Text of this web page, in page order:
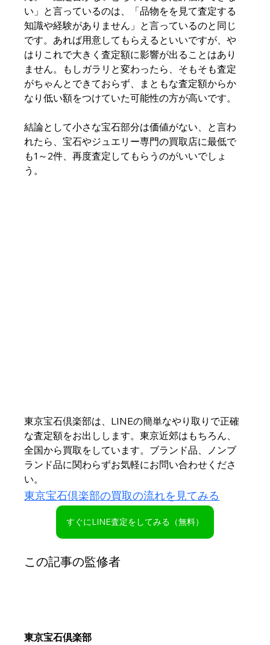
い」と言っているのは、「品物をを見て査定する
知識や経験がありません」と言っているのと同じ
です。あれば用意してもらえるといいですが、や
はりこれで大きく査定額に影響が出ることはあり
ません。もしガラリと変わったら、そもそも査定
がちゃんとできておらず、まともな査定額からか
なり低い額をつけていた可能性の方が高いです。
結論として小さな宝石部分は価値がない、と言わ
れたら、宝石やジュエリー専門の買取店に最低で
も1～2件、再度査定してもらうのがいいでしょ
う。
東京宝石倶楽部は、LINEの簡単なやり取りで正確
な査定額をお出しします。東京近郊はもちろん、
全国から買取をしています。ブランド品、ノンブ
ランド品に関わらずお気軽にお問い合わせくださ
い。
東京宝石倶楽部の買取の流れを見てみる
すぐにLINE査定をしてみる（無料）
この記事の監修者
東京宝石倶楽部